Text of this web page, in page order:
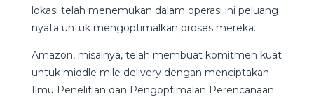
lokasi telah menemukan dalam operasi ini peluang
nyata untuk mengoptimalkan proses mereka.
Amazon, misalnya, telah membuat komitmen kuat
untuk middle mile delivery dengan menciptakan
Ilmu Penelitian dan Pengoptimalan Perencanaan